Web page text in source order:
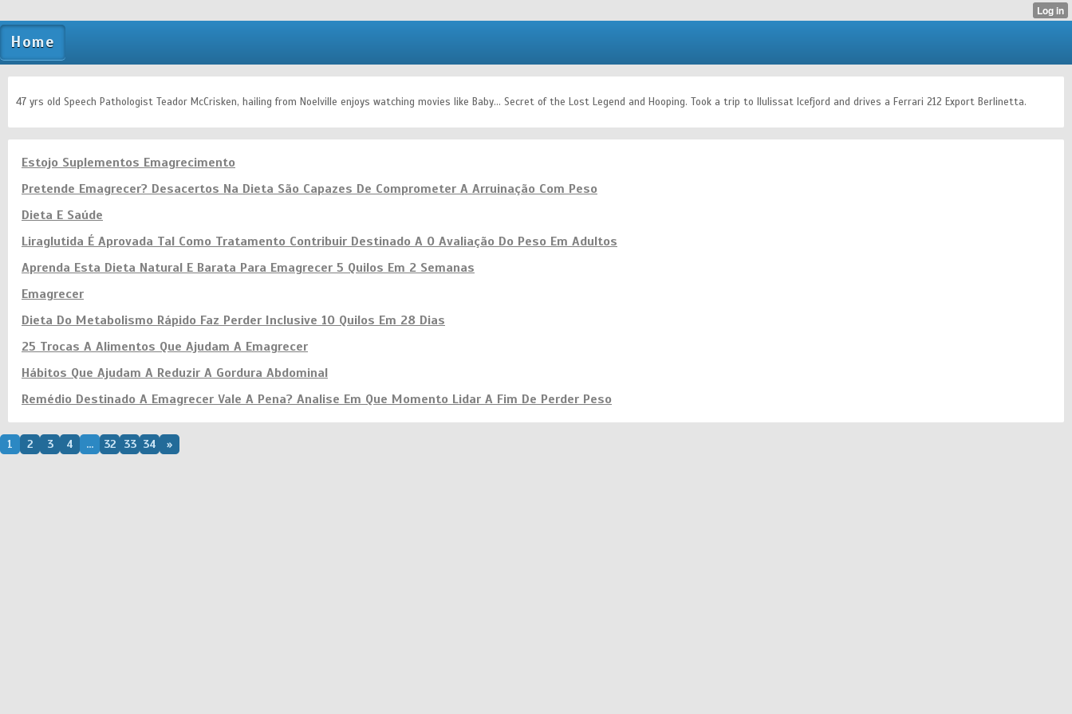
Home
47 yrs old Speech Pathologist Teador McCrisken, hailing from Noelville enjoys watching movies like Baby... Secret of the Lost Legend and Hooping. Took a trip to Ilulissat Icefjord and drives a Ferrari 212 Export Berlinetta.
Estojo Suplementos Emagrecimento
Pretende Emagrecer? Desacertos Na Dieta São Capazes De Comprometer A Arruinação Com Peso
Dieta E Saúde
Liraglutida É Aprovada Tal Como Tratamento Contribuir Destinado A O Avaliação Do Peso Em Adultos
Aprenda Esta Dieta Natural E Barata Para Emagrecer 5 Quilos Em 2 Semanas
Emagrecer
Dieta Do Metabolismo Rápido Faz Perder Inclusive 10 Quilos Em 28 Dias
25 Trocas A Alimentos Que Ajudam A Emagrecer
Hábitos Que Ajudam A Reduzir A Gordura Abdominal
Remédio Destinado A Emagrecer Vale A Pena? Analise Em Que Momento Lidar A Fim De Perder Peso
1 2 3 4 ... 32 33 34 »